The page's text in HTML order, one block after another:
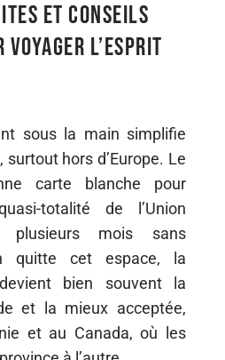
et conseils
voyager l’esprit
sous la main simplifie
hors d’Europe. Le
carte blanche pour
totalité de l’Union
plusieurs mois sans
quitte cet espace, la
bien souvent la
et la mieux acceptée,
et au Canada, où les